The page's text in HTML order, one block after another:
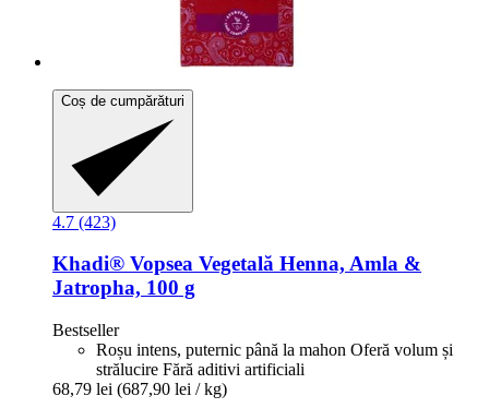
Coș de cumpărături
4.7 (423)
Khadi® Vopsea Vegetală Henna, Amla &
Jatropha, 100 g
Bestseller
Roșu intens, puternic până la mahon Oferă volum și
strălucire Fără aditivi artificiali
68,79 lei (687,90 lei / kg)